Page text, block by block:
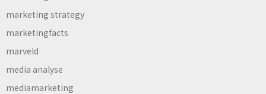
marketing strategy
marketingfacts
marveld
media analyse
mediamarketing